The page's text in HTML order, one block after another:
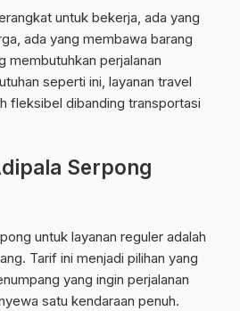
untuk bekerja, ada yang
ada yang membawa barang
membutuhkan perjalanan
seperti ini, layanan travel
fleksibel dibanding transportasi
Serpong
untuk layanan reguler adalah
Tarif ini menjadi pilihan yang
yang ingin perjalanan
satu kendaraan penuh.